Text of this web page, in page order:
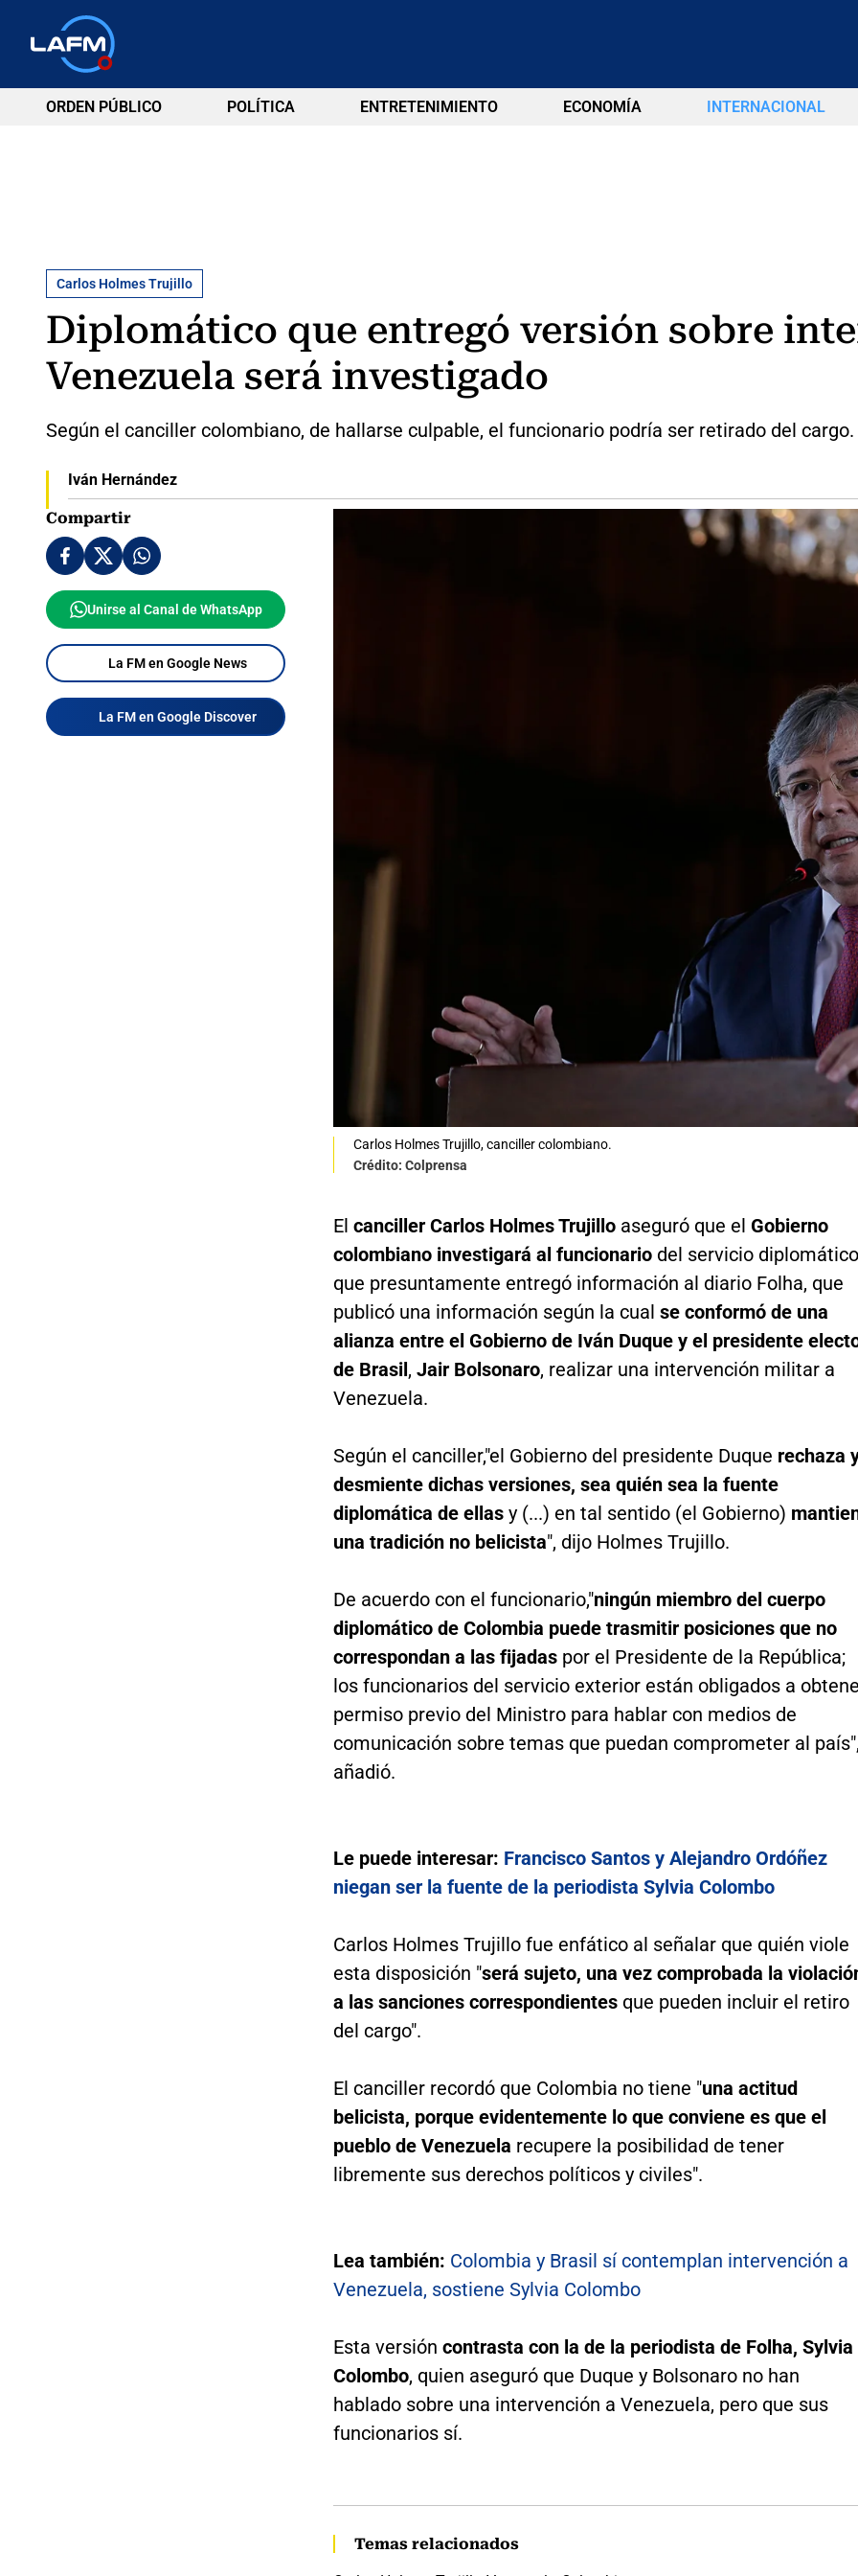
ORDEN PÚBLICO POLÍTICA ENTRETENIMIENTO ECONOMÍA INTERNACIONAL
Carlos Holmes Trujillo
Diplomático que entregó versión sobre
Venezuela será investigado
Según el canciller colombiano, de hallarse culpable, el funcionario podría ser retirado del cargo.
Iván Hernández
Compartir
Unirse al Canal de WhatsApp
La FM en Google News
La FM en Google Discover
Carlos Holmes Trujillo, canciller colombiano.
Crédito: Colprensa
El canciller Carlos Holmes Trujillo aseguró que el Gobierno
colombiano investigará al funcionario del servicio diplomático
que presuntamente entregó información al diario Folha, que
publicó una información según la cual se conformó de una
alianza entre el Gobierno de Iván Duque y el presidente
de Brasil, Jair Bolsonaro, realizar una intervención militar a
Venezuela.
Según el canciller,"el Gobierno del presidente Duque rechaza
desmiente dichas versiones, sea quién sea la fuente
diplomática de ellas y (...) en tal sentido (el Gobierno)
una tradición no belicista", dijo Holmes Trujillo.
De acuerdo con el funcionario,"ningún miembro del cuerpo
diplomático de Colombia puede trasmitir posiciones que no
correspondan a las fijadas por el Presidente de la República;
los funcionarios del servicio exterior están obligados a
permiso previo del Ministro para hablar con medios de
comunicación sobre temas que puedan comprometer al
añadió.
Le puede interesar: Francisco Santos y Alejandro Ordóñez
niegan ser la fuente de la periodista Sylvia Colombo
Carlos Holmes Trujillo fue enfático al señalar que quién viole
esta disposición "será sujeto, una vez comprobada la
a las sanciones correspondientes que pueden incluir el retiro
del cargo".
El canciller recordó que Colombia no tiene "una actitud
belicista, porque evidentemente lo que conviene es que el
pueblo de Venezuela recupere la posibilidad de tener
libremente sus derechos políticos y civiles".
Lea también: Colombia y Brasil sí contemplan intervención a
Venezuela, sostiene Sylvia Colombo
Esta versión contrasta con la de la periodista de Folha, Sylvia
Colombo, quien aseguró que Duque y Bolsonaro no han
hablado sobre una intervención a Venezuela, pero que sus
funcionarios sí.
Temas relacionados